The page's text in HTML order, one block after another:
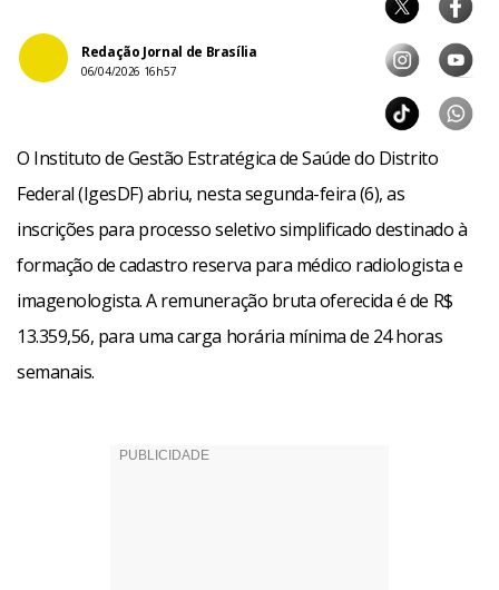
Redação Jornal de Brasília
06/04/2026 16h57
O Instituto de Gestão Estratégica de Saúde do Distrito
Federal (IgesDF) abriu, nesta segunda-feira (6), as
inscrições para processo seletivo simplificado destinado à
formação de cadastro reserva para médico radiologista e
imagenologista. A remuneração bruta oferecida é de R$
13.359,56, para uma carga horária mínima de 24 horas
semanais.